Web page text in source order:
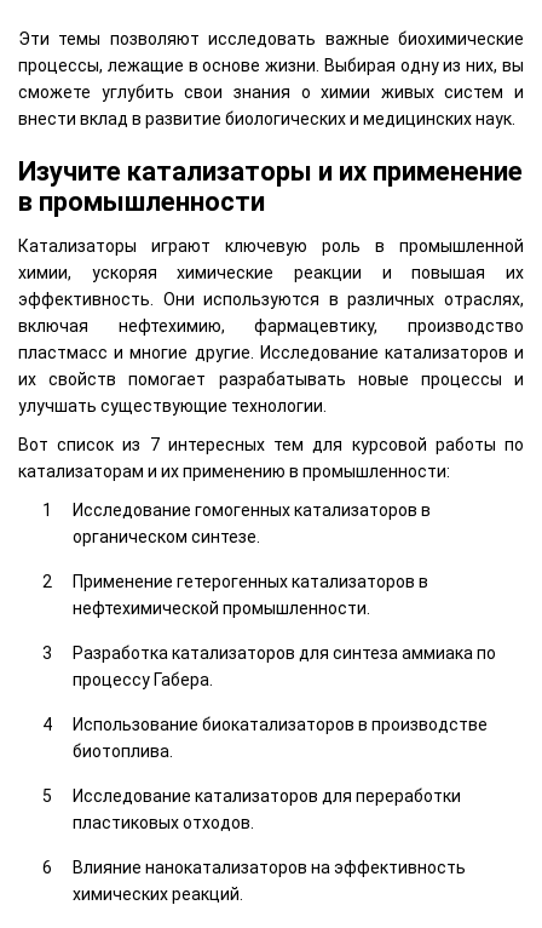
Эти темы позволяют исследовать важные биохимические
процессы, лежащие в основе жизни. Выбирая одну из них, вы
сможете углубить свои знания о химии живых систем и
внести вклад в развитие биологических и медицинских наук.
Изучите катализаторы и их применение
в промышленности
Катализаторы играют ключевую роль в промышленной
химии, ускоряя химические реакции и повышая их
эффективность. Они используются в различных отраслях,
включая нефтехимию, фармацевтику, производство
пластмасс и многие другие. Исследование катализаторов и
их свойств помогает разрабатывать новые процессы и
улучшать существующие технологии.
Вот список из 7 интересных тем для курсовой работы по
катализаторам и их применению в промышленности:
Исследование гомогенных катализаторов в
органическом синтезе.
Применение гетерогенных катализаторов в
нефтехимической промышленности.
Разработка катализаторов для синтеза аммиака по
процессу Габера.
Использование биокатализаторов в производстве
биотоплива.
Исследование катализаторов для переработки
пластиковых отходов.
Влияние нанокатализаторов на эффективность
химических реакций.